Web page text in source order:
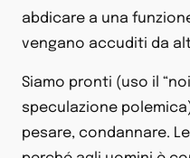
abdicare a una
vengano accuditi da
Siamo pronti (uso il
speculazione
pesare, condannare.